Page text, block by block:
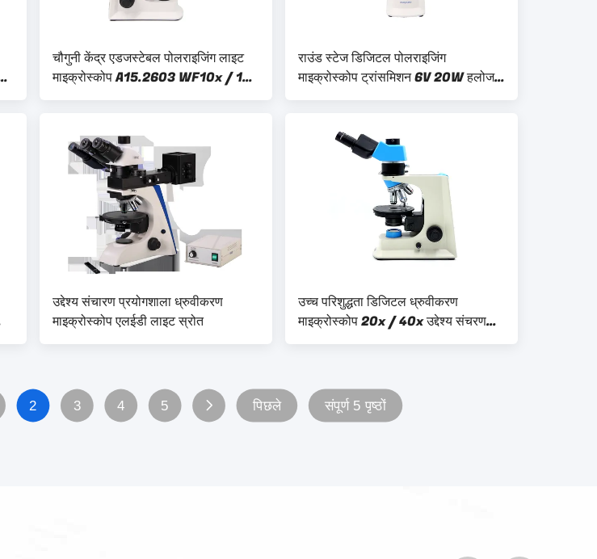
चौगुनी केंद्र एडजस्टेबल पोलराइजिंग लाइट
माइक्रोस्कोप A15.2603 WF10x / 18
मिमी आईपेड
राउंड स्टेज डिजिटल पोलराइजिंग
माइक्रोस्कोप ट्रांसमिशन 6V 20W हलोजन
लैंप A15.2603
उद्देश्य संचारण प्रयोगशाला ध्रुवीकरण
माइक्रोस्कोप एलईडी लाइट स्रोत
उच्च परिशुद्धता डिजिटल ध्रुवीकरण
माइक्रोस्कोप 20x / 40x उद्देश्य संचरण
6V 20W हलोजन लैंप
2 3 4 5 पिछले संपूर्ण 5 पृष्ठों